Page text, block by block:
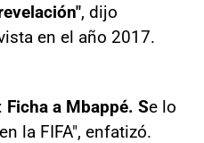
, dijo
en el año 2017.
Ficha a Mbappé. Se lo
la FIFA", enfatizó.